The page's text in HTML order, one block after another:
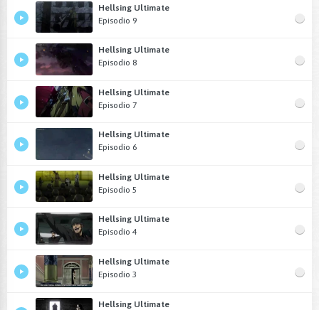
Hellsing Ultimate
Episodio 9
Hellsing Ultimate
Episodio 8
Hellsing Ultimate
Episodio 7
Hellsing Ultimate
Episodio 6
Hellsing Ultimate
Episodio 5
Hellsing Ultimate
Episodio 4
Hellsing Ultimate
Episodio 3
Hellsing Ultimate